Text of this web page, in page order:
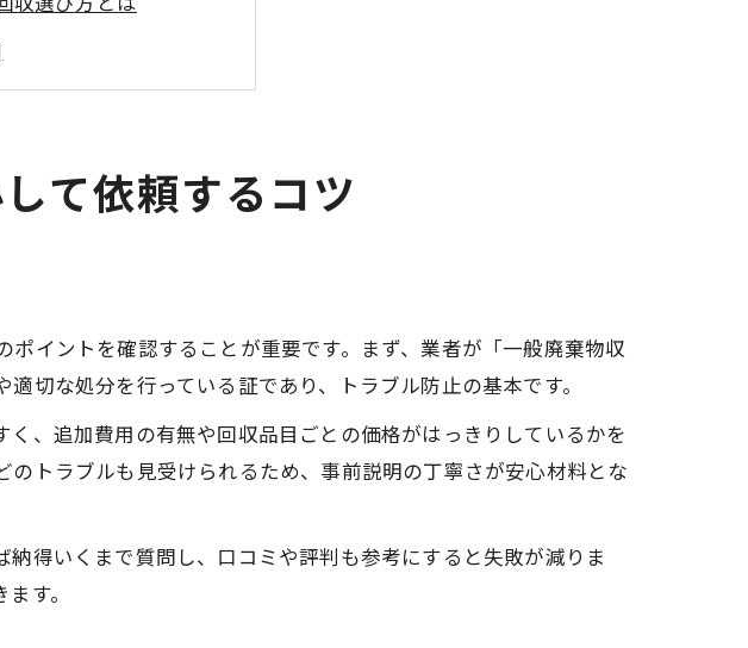
口コミ活用法
いを知ろう
のポイント解説
点を徹底解説
収見積もり術
者を選ぶ方法
賢い選び方
と見抜き方
品回収の安全性
のリスク回避法
て依頼するコツ
イントを確認することが重要です。まず、業者が「一般廃棄物収
切な処分を行っている証であり、トラブル防止の基本です。
、追加費用の有無や回収品目ごとの価格がはっきりしているかを
トラブルも見受けられるため、事前説明の丁寧さが安心材料とな
得いくまで質問し、口コミや評判も参考にすると失敗が減りま
す。